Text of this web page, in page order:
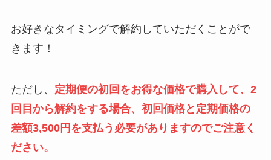
お好きなタイミングで解約していただくことがで
きます！
ただし、 定期便の初回をお得な価格で購入して、2
回目から解約をする場合、初回価格と定期価格の
差額3,500円を支払う必要がありますのでご注意く
ださい。